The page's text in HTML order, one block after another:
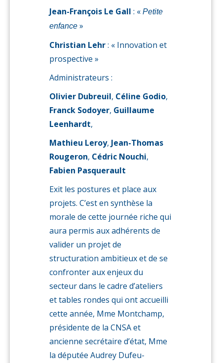
Jean-François Le Gall : « Petite
enfance »
Christian Lehr: « Innovation et
prospective »
Administrateurs :
Olivier Dubreuil, Céline Godio,
Franck Sodoyer, Guillaume
Leenhardt,
Mathieu Leroy, Jean-Thomas
Rougeron, Cédric Nouchi,
Fabien Pasquerault
Exit les postures et place aux
projets. C’est en synthèse la
morale de cette journée riche qui
aura permis aux adhérents de
valider un projet de
structuration ambitieux et de se
confronter aux enjeux du
secteur dans le cadre d’ateliers
et tables rondes qui ont accueilli
cette année, Mme Montchamp,
présidente de la CNSA et
ancienne secrétaire d’état, Mme
la députée Audrey Dufeu-